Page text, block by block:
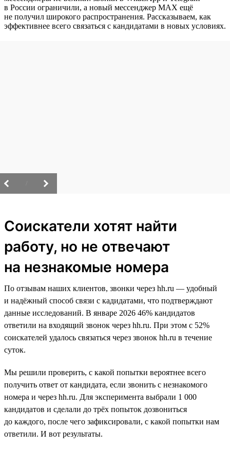
в России ограничили, а новый мессенджер MAX ещё
не получил широкого распространения. Рассказываем, как
эффективнее всего связаться с кандидатами в новых условиях.
Соискатели хотят найти
работу, но не отвечают
на незнакомые номера
По отзывам наших клиентов, звонки через hh.ru — удобный
и надёжный способ связи с кадидатами, что подтверждают
данные исследований. В январе 2026 46% кандидатов
ответили на входящий звонок через hh.ru. При этом с 52%
соискателей удалось связаться через звонок hh.ru в течение
суток.
Мы решили проверить, с какой попытки вероятнее всего
получить ответ от кандидата, если звонить с незнакомого
номера и через hh.ru. Для эксперимента выбрали 1 000
кандидатов и сделали до трёх попыток дозвониться
до каждого, после чего зафиксировали, с какой попытки нам
ответили. И вот результаты.